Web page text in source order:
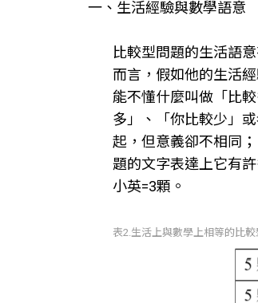
一、生活經驗與數學語意
比較型問題的生活語
而言，假如他的生活
能不懂什麼叫做「比
多」、「你比較少」
起，但意義卻不相同
題的文字表達上它有
小英=3顆。
表2.生活上與數學上相等的比較